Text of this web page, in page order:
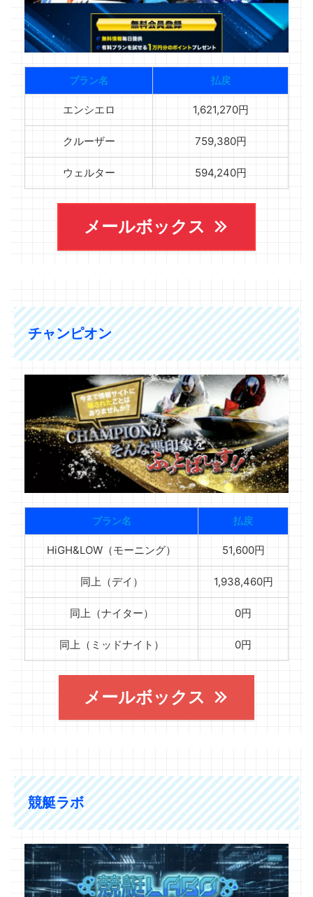
プラン名 払戻
エンシエロ 1,621,270円
クルーザー 759,380円
ウェルター 594,240円
メールボックス
チャンピオン
プラン名 払戻
HiGH&LOW（モーニング） 51,600円
同上（デイ） 1,938,460円
同上（ナイター） 0円
同上（ミッドナイト） 0円
メールボックス
競艇ラボ